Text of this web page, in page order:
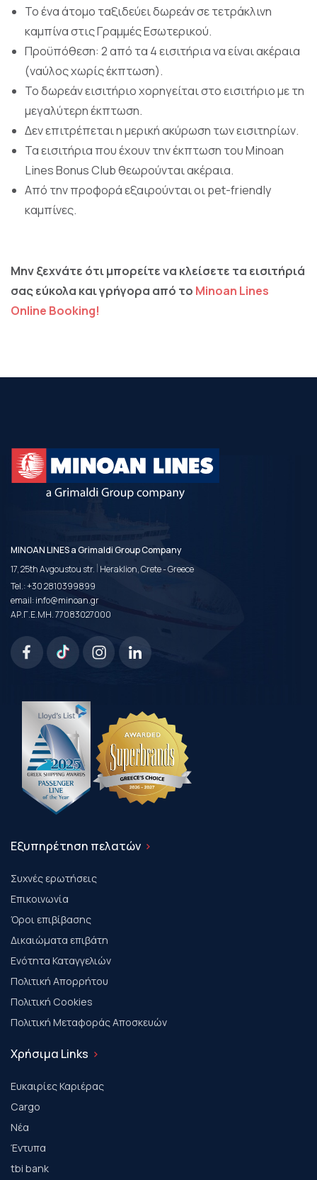
Το ένα άτομο ταξιδεύει δωρεάν σε τετράκλινη
καμπίνα στις Γραμμές Εσωτερικού.
Προϋπόθεση: 2 από τα 4 εισιτήρια να είναι ακέραια
(ναύλος χωρίς έκπτωση).
Το δωρεάν εισιτήριο χορηγείται στο εισιτήριο με τη
μεγαλύτερη έκπτωση.
Δεν επιτρέπεται η μερική ακύρωση των εισιτηρίων.
Τα εισιτήρια που έχουν την έκπτωση του Minoan
Lines Bonus Club θεωρούνται ακέραια.
Από την προφορά εξαιρούνται οι pet-friendly
καμπίνες.
Μην ξεχνάτε ότι μπορείτε να κλείσετε τα εισιτήριά
σας εύκολα και γρήγορα από το Minoan Lines
Online Booking!
MINOAN LINES a Grimaldi Group Company
17, 25th Avgoustou str. | Heraklion, Crete - Greece
Tel.:+30 2810399899
email:info@minoan.gr
ΑΡ.Γ.Ε.ΜΗ. 77083027000
Εξυπηρέτηση πελατών
Συχνές ερωτήσεις
Επικοινωνία
Όροι επιβίβασης
Δικαιώματα επιβάτη
Ενότητα Καταγγελιών
Πολιτική Απορρήτου
Πολιτική Cookies
Πολιτική Μεταφοράς Αποσκευών
Χρήσιμα Links
Ευκαιρίες Καριέρας
Cargo
Νέα
Έντυπα
tbi bank